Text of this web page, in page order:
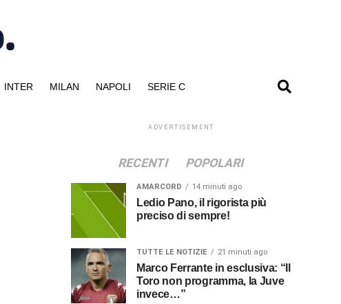
INTER MILAN NAPOLI SERIE C
ADVERTISEMENT
RECENTI POPOLARI
AMARCORD 14 minuti ago
Ledio Pano, il rigorista più
preciso di sempre!
TUTTE LE NOTIZIE 21 minuti ago
Marco Ferrante in esclusiva: “Il
Toro non programma, la Juve
invece…”